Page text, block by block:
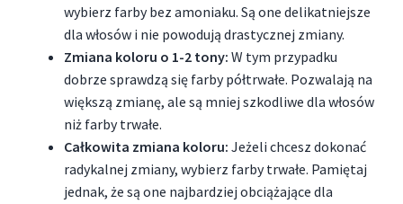
wybierz farby bez amoniaku. Są one delikatniejsze
dla włosów i nie powodują drastycznej zmiany.
Zmiana koloru o 1-2 tony: W tym przypadku
dobrze sprawdzą się farby półtrwałe. Pozwalają na
większą zmianę, ale są mniej szkodliwe dla włosów
niż farby trwałe.
Całkowita zmiana koloru: Jeżeli chcesz dokonać
radykalnej zmiany, wybierz farby trwałe. Pamiętaj
jednak, że są one najbardziej obciążające dla